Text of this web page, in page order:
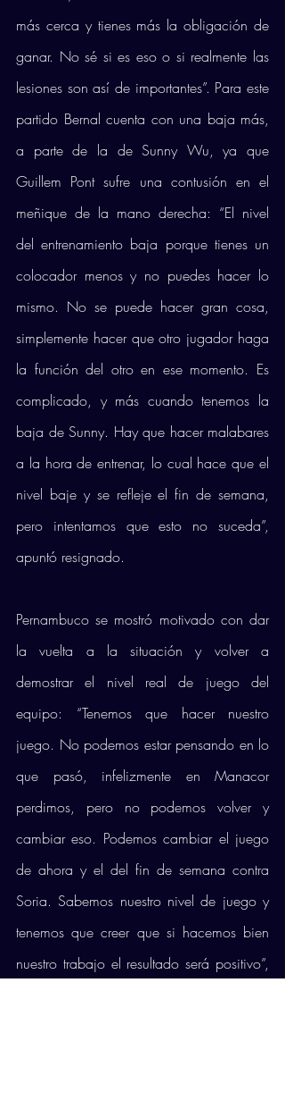
más cerca y tienes más la obligación de
ganar. No sé si es eso o si realmente las
lesiones son así de importantes”. Para este
partido Bernal cuenta con una baja más,
a parte de la de Sunny Wu, ya que
Guillem Pont sufre una contusión en el
meñique de la mano derecha: “El nivel
del entrenamiento baja porque tienes un
colocador menos y no puedes hacer lo
mismo. No se puede hacer gran cosa,
simplemente hacer que otro jugador haga
la función del otro en ese momento. Es
complicado, y más cuando tenemos la
baja de Sunny. Hay que hacer malabares
a la hora de entrenar, lo cual hace que el
nivel baje y se refleje el fin de semana,
pero intentamos que esto no suceda”,
apuntó resignado.
Pernambuco se mostró motivado con dar
la vuelta a la situación y volver a
demostrar el nivel real de juego del
equipo: “Tenemos que hacer nuestro
juego. No podemos estar pensando en lo
que pasó, infelizmente en Manacor
perdimos, pero no podemos volver y
cambiar eso. Podemos cambiar el juego
de ahora y el del fin de semana contra
Soria. Sabemos nuestro nivel de juego y
tenemos que creer que si hacemos bien
nuestro trabajo el resultado será positivo”,